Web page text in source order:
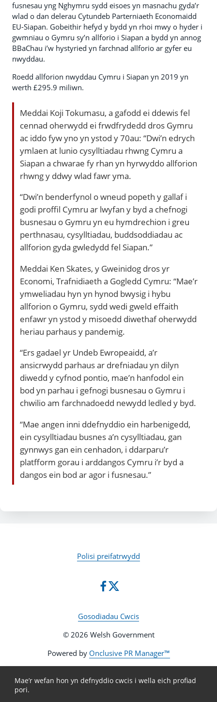
fusnesau yng Nghymru sydd eisoes yn masnachu gyda’r
wlad o dan delerau Cytundeb Parterniaeth Economaidd
EU-Siapan. Gobeithir hefyd y bydd yn rhoi mwy o hyder i
gwmnïau o Gymru sy’n allforio i Siapan a bydd yn annog
BBaChau i’w hystyried yn farchnad allforio ar gyfer eu
nwyddau.
Roedd allforion nwyddau Cymru i Siapan yn 2019 yn
werth £295.9 miliwn.
Meddai Koji Tokumasu, a gafodd ei ddewis fel
cennad oherwydd ei frwdfrydedd dros Gymru
ac iddo fyw yno yn ystod y 70au: “Dwi’n edrych
ymlaen at lunio cysylltiadau rhwng Cymru a
Siapan a chwarae fy rhan yn hyrwyddo allforion
rhwng y ddwy wlad fawr yma.
“Dwi’n benderfynol o wneud popeth y gallaf i
godi proffil Cymru ar lwyfan y byd a chefnogi
busnesau o Gymru yn eu hymdrechion i greu
perthnasau, cysylltiadau, buddsoddiadau ac
allforion gyda gwledydd fel Siapan.”
Meddai Ken Skates, y Gweinidog dros yr
Economi, Trafnidiaeth a Gogledd Cymru: “Mae’r
ymweliadau hyn yn hynod bwysig i hybu
allforion o Gymru, sydd wedi gweld effaith
enfawr yn ystod y misoedd diwethaf oherwydd
heriau parhaus y pandemig.
“Ers gadael yr Undeb Ewropeaidd, a’r
ansicrwydd parhaus ar drefniadau yn dilyn
diwedd y cyfnod pontio, mae’n hanfodol ein
bod yn parhau i gefnogi busnesau o Gymru i
chwilio am farchnadoedd newydd ledled y byd.
“Mae angen inni ddefnyddio ein harbenigedd,
ein cysylltiadau busnes a’n cysylltiadau, gan
gynnwys gan ein cenhadon, i ddarparu’r
platfform gorau i arddangos Cymru i’r byd a
dangos ein bod ar agor i fusnesau.”
Polisi preifatrwydd
Gosodiadau Cwcis
© 2026 Welsh Government
Powered by Onclusive PR Manager™
Mae’r wefan hon yn defnyddio cwcis i wella eich profiad
pori.